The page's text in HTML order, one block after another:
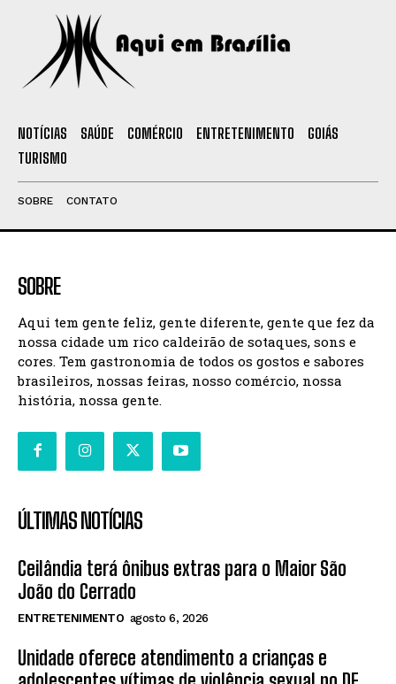
NOTÍCIAS SAÚDE COMÉRCIO ENTRETENIMENTO
GOIÁS
TURISMO
SOBRE CONTATO
SOBRE
Aqui tem gente feliz, gente diferente, gente que fez da
nossa cidade um rico caldeirão de sotaques, sons e
cores. Tem gastronomia de todos os gostos e sabores
brasileiros, nossas feiras, nosso comércio, nossa
história, nossa gente.
ÚLTIMAS NOTÍCIAS
Ceilândia terá ônibus extras para o Maior São
João do Cerrado
ENTRETENIMENTO agosto 6, 2026
Unidade oferece atendimento a crianças e